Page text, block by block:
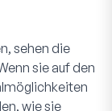
sehen die
sie auf den
wie sie